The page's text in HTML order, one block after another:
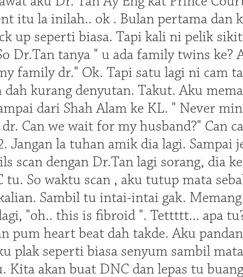
itu la inilah.. ok . Bulan pertama dan
up seperti biasa. Tapi kali ni pelik
Dr.Tan tanya " u ada family twins ke?
family dr." Ok. Tapi satu lagi ni cam
dah kurang denyutan. Takut. Aku
dari Shah Alam ke KL. " Never
Can we wait for my husband?" Can
Jangan la tuhan amik dia lagi.
scan dengan Dr.Tan lagi sorang, dia
tu. So waktu scan , aku tutup mata
Sambil tu intai-intai gak.
"oh.. this is fibroid ". Tettttt... apa
pum heart beat dah takde. Aku
plak seperti biasa senyum sambil
Kita akan buat DNC dan lepas tu